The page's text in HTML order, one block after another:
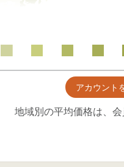
アカウント
地域別の平均価格は、